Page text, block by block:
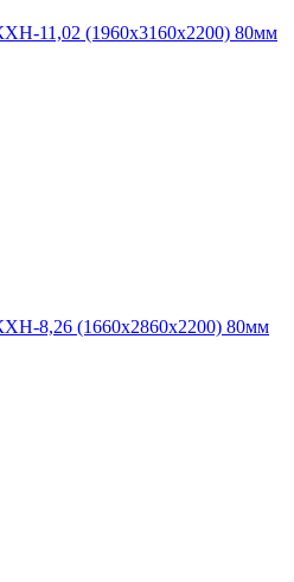
11,02 (1960х3160х2200) 80мм
8,26 (1660х2860х2200) 80мм